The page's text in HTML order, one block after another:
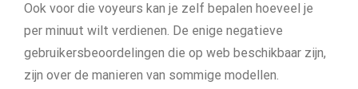
Ook voor die voyeurs kan je zelf bepalen hoeveel je
per minuut wilt verdienen. De enige negatieve
gebruikersbeoordelingen die op web beschikbaar zijn,
zijn over de manieren van sommige modellen.